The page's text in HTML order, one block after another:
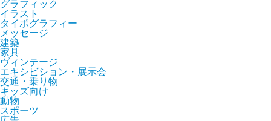
グラフィック
イラスト
タイポグラフィー
メッセージ
建築
家具
ヴィンテージ
エキシビション・展示会
交通・乗り物
キッズ向け
動物
スポーツ